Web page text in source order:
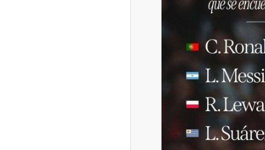
پیش‌بینی بورس امروز دوشنبه ۱۲ مرداد ماه